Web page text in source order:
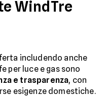
WindTre
includendo anche
per luce e gas sono
e trasparenza, con
esigenze domestiche.